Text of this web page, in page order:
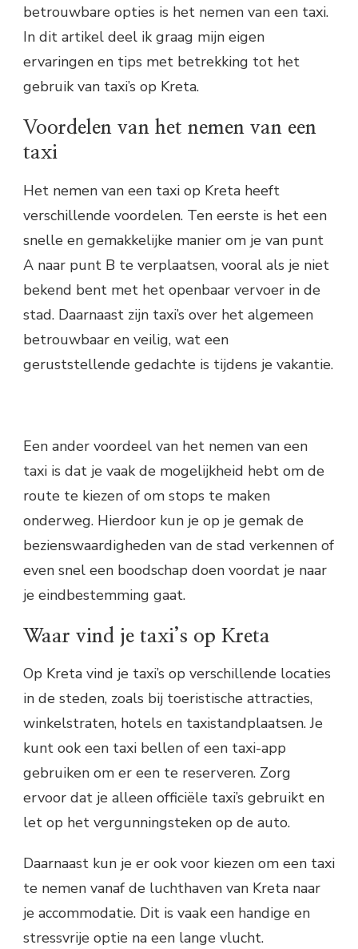
betrouwbare opties is het nemen van een taxi.
In dit artikel deel ik graag mijn eigen
ervaringen en tips met betrekking tot het
gebruik van taxi’s op Kreta.
Voordelen van het nemen van een
taxi
Het nemen van een taxi op Kreta heeft
verschillende voordelen. Ten eerste is het een
snelle en gemakkelijke manier om je van punt
A naar punt B te verplaatsen, vooral als je niet
bekend bent met het openbaar vervoer in de
stad. Daarnaast zijn taxi’s over het algemeen
betrouwbaar en veilig, wat een
geruststellende gedachte is tijdens je vakantie.
Een ander voordeel van het nemen van een
taxi is dat je vaak de mogelijkheid hebt om de
route te kiezen of om stops te maken
onderweg. Hierdoor kun je op je gemak de
bezienswaardigheden van de stad verkennen of
even snel een boodschap doen voordat je naar
je eindbestemming gaat.
Waar vind je taxi’s op Kreta
Op Kreta vind je taxi’s op verschillende locaties
in de steden, zoals bij toeristische attracties,
winkelstraten, hotels en taxistandplaatsen. Je
kunt ook een taxi bellen of een taxi-app
gebruiken om er een te reserveren. Zorg
ervoor dat je alleen officiële taxi’s gebruikt en
let op het vergunningsteken op de auto.
Daarnaast kun je er ook voor kiezen om een taxi
te nemen vanaf de luchthaven van Kreta naar
je accommodatie. Dit is vaak een handige en
stressvrije optie na een lange vlucht.